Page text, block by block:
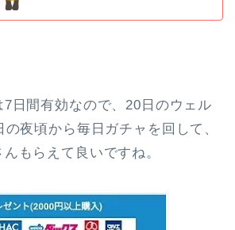
日間有効なので、20日のウェル
夜頃から毎日ガチャを回して、
もらえて良いですね。